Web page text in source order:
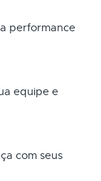
performance
equipe e
com seus